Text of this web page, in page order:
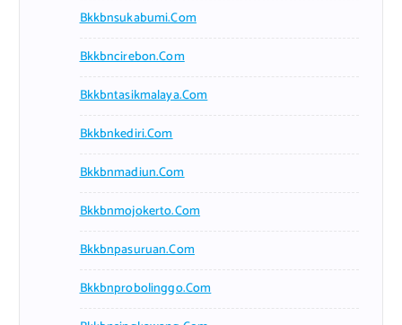
Bkkbnsukabumi.com
Bkkbncirebon.com
Bkkbntasikmalaya.com
Bkkbnkediri.com
Bkkbnmadiun.com
Bkkbnmojokerto.com
Bkkbnpasuruan.com
Bkkbnprobolinggo.com